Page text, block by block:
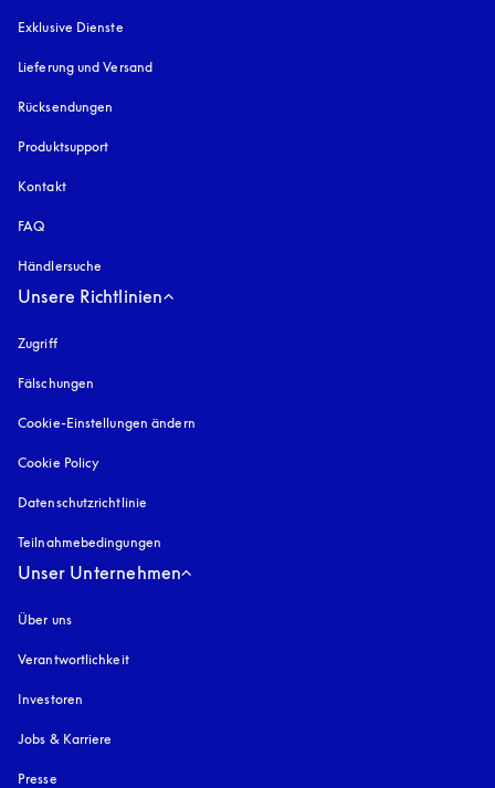
Exklusive Dienste
Lieferung und Versand
Rücksendungen
Produktsupport
Kontakt
FAQ
Händlersuche
Unsere Richtlinien
Zugrifföffnet sich in einem neuen Tab
Fälschungen
Cookie-Einstellungen ändern
Cookie Policy
Datenschutzrichtlinie
Teilnahmebedingungen
Unser Unternehmen
Über uns
Verantwortlichkeit
Investoren
Jobs & Karriere
Presse